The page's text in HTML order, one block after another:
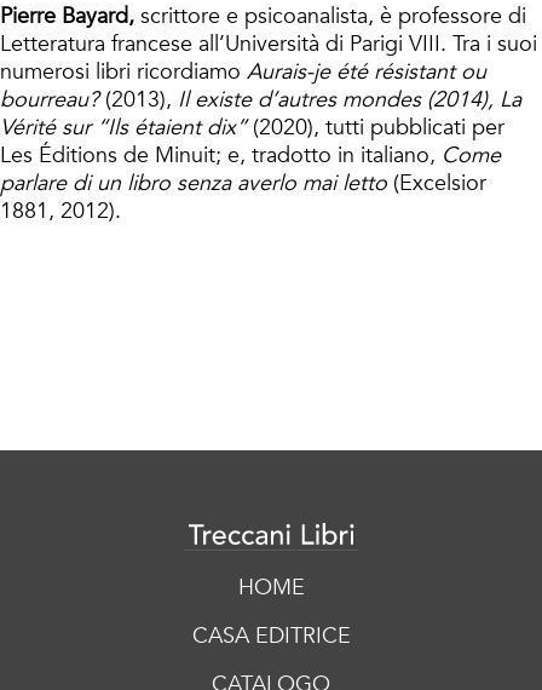
Pierre Bayard, scrittore e psicoanalista, è professore di
Letteratura francese all’Università di Parigi VIII. Tra i suoi
numerosi libri ricordiamo Aurais-je été résistant ou
bourreau?(2013), Il existe d’autres mondes (2014), La
Vérité sur “Ils étaient dix”(2020), tutti pubblicati per
Les Éditions de Minuit; e, tradotto in italiano, Come
parlare di un libro senza averlo mai letto (Excelsior
1881, 2012).
HOME
CASA EDITRICE